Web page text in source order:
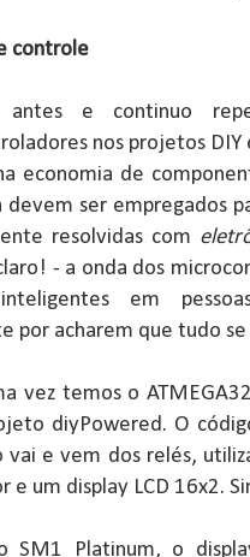
controle
antes e continuo
nos projetos DIY
economia de
devem ser empregados
resolvidas com
- a onda dos
em
por acharem que tudo
vez temos o
diyPowered. O
vai e vem dos relés,
e um display LCD 16x2.
SM1 Platinum, o